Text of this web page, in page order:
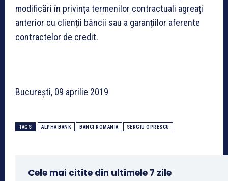
modificări în privința termenilor contractuali agreați
anterior cu clienții băncii sau a garanțiilor aferente
contractelor de credit.
București, 09 aprilie 2019
TAGS ALPHA BANK BANCI ROMANIA SERGIU OPRESCU
Cele mai citite din ultimele 7 zile